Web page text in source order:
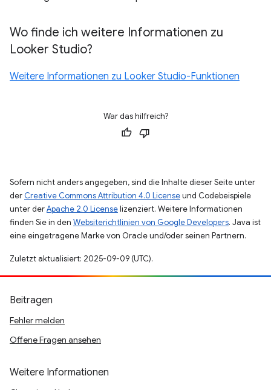
Wo finde ich weitere Informationen zu
Looker Studio?
Weitere Informationen zu Looker Studio-Funktionen
War das hilfreich?
Sofern nicht anders angegeben, sind die Inhalte dieser Seite unter
der Creative Commons Attribution 4.0 Licenseund Codebeispiele
unter derApache 2.0 Licenselizenziert. Weitere Informationen
finden Sie in den Websiterichtlinien von Google Developers. Java ist
eine eingetragene Marke von Oracle und/oder seinen Partnern.
Zuletzt aktualisiert: 2025-09-09 (UTC).
Beitragen
Fehler melden
Offene Fragen ansehen
Weitere Informationen